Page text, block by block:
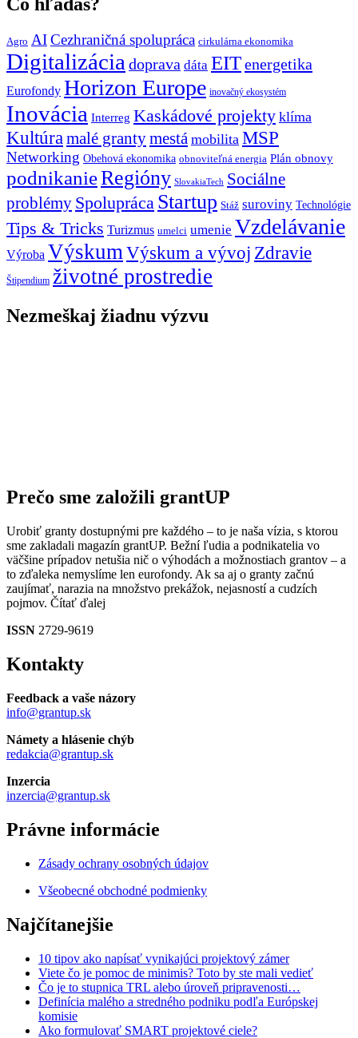
Agro AICezhraničná spolupráca cirkulárna ekonomika
Digitalizácia doprava dáta EITenergetika
Eurofondy Horizon Europe inovačný ekosystém
Inovácia Interreg Kaskádové projekty klíma
Kultúra malé grantymestá mobilita MSP
Networking Obehová ekonomika obnoviteľná energia Plán obnovy
podnikanieRegióny SlovakiaTech Sociálne
problémy Spolupráca Startup Stáž suroviny Technológie
Tips & Tricks Turizmus umelci umenie Vzdelávanie
Výroba Výskum Výskum a vývoj Zdravie
Štipendium životné prostredie
Nezmeškaj žiadnu výzvu
Prečo sme založili grantUP
Urobiť granty dostupnými pre každého – to je naša vízia, s ktorou
sme zakladali magazín grantUP. Bežní ľudia a podnikatelia vo
väčšine prípadov netušia nič o výhodách a možnostiach grantov – a
to zďaleka nemyslíme len eurofondy. Ak sa aj o granty začnú
zaujímať, narazia na množstvo prekážok, nejasností a cudzích
pojmov. Čítať ďalej
ISSN 2729-9619
Kontakty
Feedback a vaše názory
info@grantup.sk
Námety a hlásenie chýb
redakcia@grantup.sk
Inzercia
inzercia@grantup.sk
Právne informácie
Zásady ochrany osobných údajov
Všeobecné obchodné podmienky
Najčítanejšie
10 tipov ako napísať vynikajúci projektový zámer
Viete čo je pomoc de minimis? Toto by ste mali vedieť
Čo je to stupnica TRL alebo úroveň pripravenosti…
Definícia malého a stredného podniku podľa Európskej
komisie
Ako formulovať SMART projektové ciele?